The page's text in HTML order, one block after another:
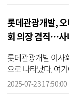
롯데관광개발,
회 의장 겸직…사
일가
롯데관광개발 이사
으로 나타났다. 여
가 이사회 의장까지
2025-07-23 17:50:00